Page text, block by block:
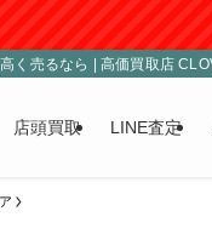
■臨
く売るなら | 高価買取店
店頭買取 LINE査定